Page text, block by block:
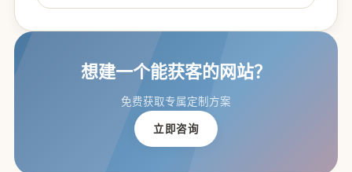
想建一个能获客的网站？
免费获取专属定制方案
立即咨询